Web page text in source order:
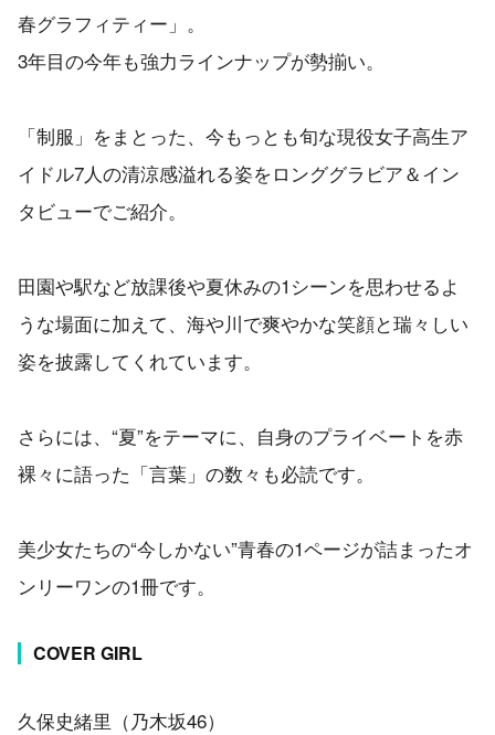
春グラフィティー」。
3年目の今年も強力ラインナップが勢揃い。
「制服」をまとった、今もっとも旬な現役女子高生ア
イドル7人の清涼感溢れる姿をロンググラビア＆イン
タビューでご紹介。
田園や駅など放課後や夏休みの1シーンを思わせるよ
うな場面に加えて、海や川で爽やかな笑顔と瑞々しい
姿を披露してくれています。
さらには、“夏”をテーマに、自身のプライベートを赤
裸々に語った「言葉」の数々も必読です。
美少女たちの“今しかない”青春の1ページが詰まったオ
ンリーワンの1冊です。
COVER GIRL
久保史緒里（乃木坂46）